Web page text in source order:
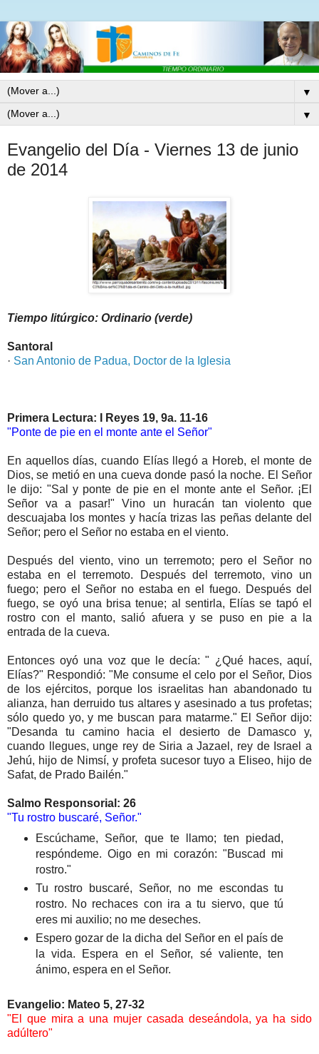
▼
▼
Evangelio del Día - Viernes 13 de junio
de 2014
Tiempo litúrgico: Ordinario (verde)
Santoral
· San Antonio de Padua, Doctor de la Iglesia
Primera Lectura: I Reyes 19, 9a. 11-16
"Ponte de pie en el monte ante el Señor"
En aquellos días, cuando Elías llegó a Horeb, el monte de
Dios, se metió en una cueva donde pasó la noche. El Señor
le dijo: "Sal y ponte de pie en el monte ante el Señor. ¡El
Señor va a pasar!" Vino un huracán tan violento que
descuajaba los montes y hacía trizas las peñas delante del
Señor; pero el Señor no estaba en el viento.
Después del viento, vino un terremoto; pero el Señor no
estaba en el terremoto. Después del terremoto, vino un
fuego; pero el Señor no estaba en el fuego. Después del
fuego, se oyó una brisa tenue; al sentirla, Elías se tapó el
rostro con el manto, salió afuera y se puso en pie a la
entrada de la cueva.
Entonces oyó una voz que le decía: " ¿Qué haces, aquí,
Elías?" Respondió: "Me consume el celo por el Señor, Dios
de los ejércitos, porque los israelitas han abandonado tu
alianza, han derruido tus altares y asesinado a tus profetas;
sólo quedo yo, y me buscan para matarme." El Señor dijo:
"Desanda tu camino hacia el desierto de Damasco y,
cuando llegues, unge rey de Siria a Jazael, rey de Israel a
Jehú, hijo de Nimsí, y profeta sucesor tuyo a Eliseo, hijo de
Safat, de Prado Bailén."
Salmo Responsorial: 26
"Tu rostro buscaré, Señor."
Escúchame, Señor, que te llamo; ten piedad,
respóndeme. Oigo en mi corazón: "Buscad mi
rostro."
Tu rostro buscaré, Señor, no me escondas tu
rostro. No rechaces con ira a tu siervo, que tú
eres mi auxilio; no me deseches.
Espero gozar de la dicha del Señor en el país de
la vida. Espera en el Señor, sé valiente, ten
ánimo, espera en el Señor.
Evangelio: Mateo 5, 27-32
"El que mira a una mujer casada deseándola, ya ha sido
adúltero"